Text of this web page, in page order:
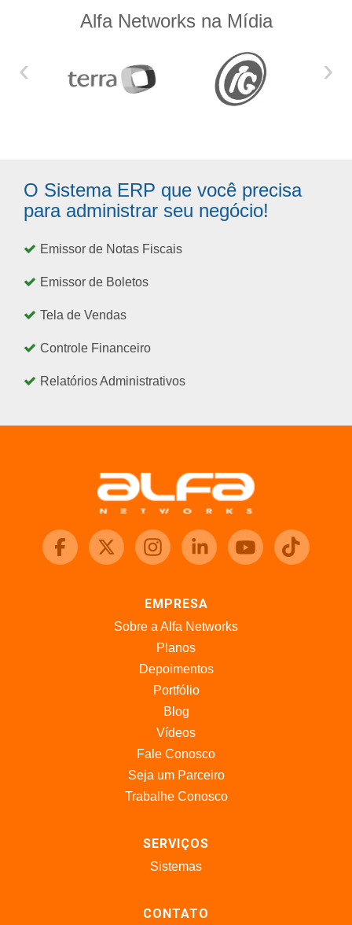
Alfa Networks na Mídia
‹ ›
O Sistema ERP que você precisa
para administrar seu negócio!
Emissor de Notas Fiscais
Emissor de Boletos
Tela de Vendas
Controle Financeiro
Relatórios Administrativos
EMPRESA
Sobre a Alfa Networks
Planos
Depoimentos
Portfólio
Blog
Vídeos
Fale Conosco
Seja um Parceiro
Trabalhe Conosco
SERVIÇOS
Sistemas
CONTATO